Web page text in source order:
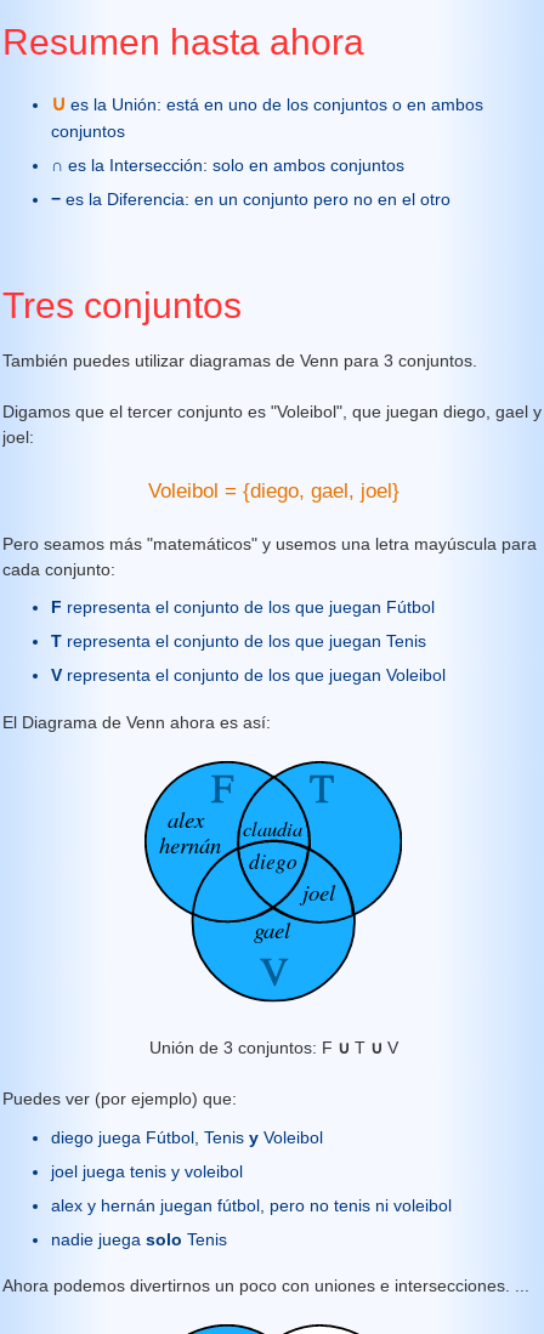
Resumen hasta ahora
∪ es la Unión: está en uno de los conjuntos o en ambos
conjuntos
∩ es la Intersección: solo en ambos conjuntos
− es la Diferencia: en un conjunto pero no en el otro
Tres conjuntos
También puedes utilizar diagramas de Venn para 3 conjuntos.
Digamos que el tercer conjunto es "Voleibol", que juegan diego, gael y
joel:
Voleibol = {diego, gael, joel}
Pero seamos más "matemáticos" y usemos una letra mayúscula para
cada conjunto:
F representa el conjunto de los que juegan Fútbol
T representa el conjunto de los que juegan Tenis
V representa el conjunto de los que juegan Voleibol
El Diagrama de Venn ahora es así:
Unión de 3 conjuntos: F ∪ T ∪ V
Puedes ver (por ejemplo) que:
diego juega Fútbol, Tenis y Voleibol
joel juega tenis y voleibol
alex y hernán juegan fútbol, pero no tenis ni voleibol
nadie juega solo Tenis
Ahora podemos divertirnos un poco con uniones e intersecciones. ...